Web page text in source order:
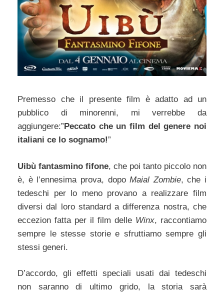
Premesso che il presente film è adatto ad un
pubblico di minorenni, mi verrebbe da
aggiungere:” Peccato che un film del genere noi
italiani ce lo sognamo!”
Uibù fantasmino fifone, che poi tanto piccolo non
è, è l’ennesima prova, dopoMaial Zombie, che i
tedeschi per lo meno provano a realizzare film
diversi dal loro standard a differenza nostra, che
eccezion fatta per il film delle Winx, raccontiamo
sempre le stesse storie e sfruttiamo sempre gli
stessi generi.
D’accordo, gli effetti speciali usati dai tedeschi
non saranno di ultimo grido, la storia sarà